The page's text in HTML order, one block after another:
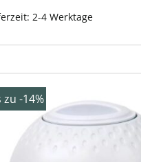
2-4 Werktage
zu -14%